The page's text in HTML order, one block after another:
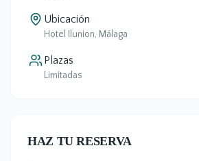
Ubicación
Hotel Ilunion, Málaga
Plazas
Limitadas
HAZ TU RESERVA